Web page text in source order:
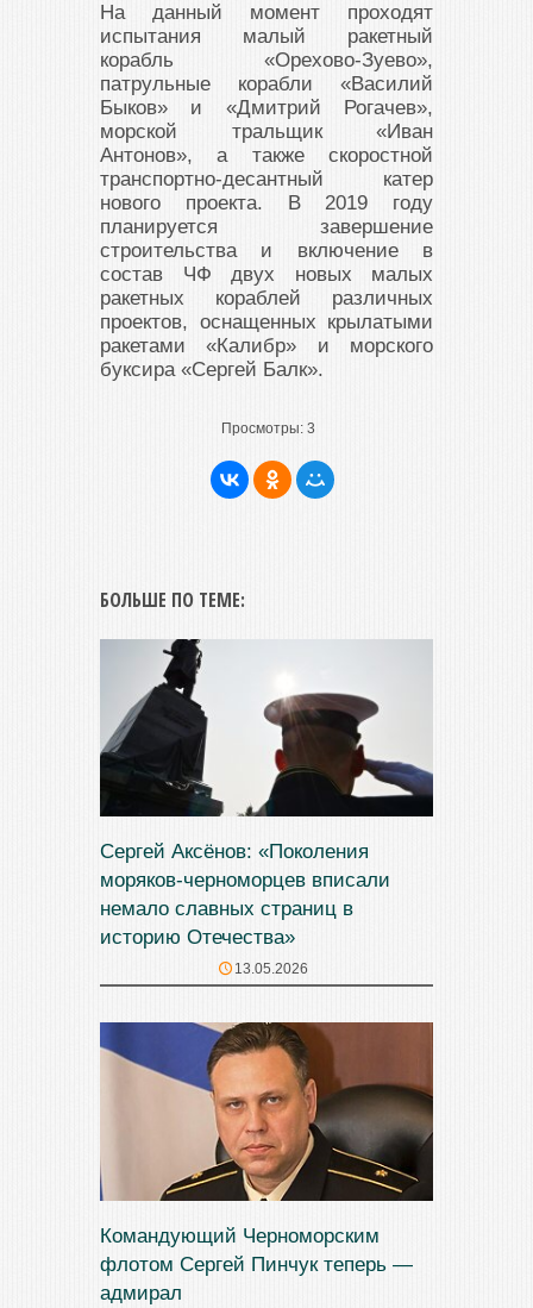
На данный момент проходят
испытания малый ракетный
корабль «Орехово-Зуево»,
патрульные корабли «Василий
Быков» и «Дмитрий Рогачев»,
морской тральщик «Иван
Антонов», а также скоростной
транспортно-десантный катер
нового проекта. В 2019 году
планируется завершение
строительства и включение в
состав ЧФ двух новых малых
ракетных кораблей различных
проектов, оснащенных крылатыми
ракетами «Калибр» и морского
буксира «Сергей Балк».
Просмотры: 3
БОЛЬШЕ ПО ТЕМЕ:
Сергей Аксёнов: «Поколения
моряков-черноморцев вписали
немало славных страниц в
историю Отечества»
13.05.2026
Командующий Черноморским
флотом Сергей Пинчук теперь —
адмирал